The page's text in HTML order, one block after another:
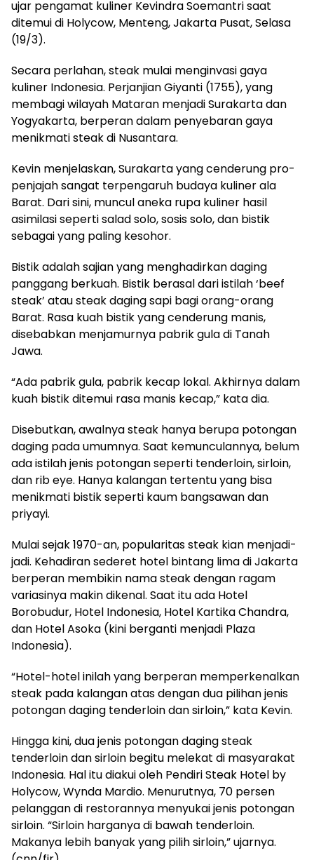
ujar pengamat kuliner Kevindra Soemantri saat
ditemui di Holycow, Menteng, Jakarta Pusat, Selasa
(19/3).
Secara perlahan, steak mulai menginvasi gaya
kuliner Indonesia. Perjanjian Giyanti (1755), yang
membagi wilayah Mataran menjadi Surakarta dan
Yogyakarta, berperan dalam penyebaran gaya
menikmati steak di Nusantara.
Kevin menjelaskan, Surakarta yang cenderung pro-
penjajah sangat terpengaruh budaya kuliner ala
Barat. Dari sini, muncul aneka rupa kuliner hasil
asimilasi seperti salad solo, sosis solo, dan bistik
sebagai yang paling kesohor.
Bistik adalah sajian yang menghadirkan daging
panggang berkuah. Bistik berasal dari istilah ‘beef
steak’ atau steak daging sapi bagi orang-orang
Barat. Rasa kuah bistik yang cenderung manis,
disebabkan menjamurnya pabrik gula di Tanah
Jawa.
“Ada pabrik gula, pabrik kecap lokal. Akhirnya dalam
kuah bistik ditemui rasa manis kecap,” kata dia.
Disebutkan, awalnya steak hanya berupa potongan
daging pada umumnya. Saat kemunculannya, belum
ada istilah jenis potongan seperti tenderloin, sirloin,
dan rib eye. Hanya kalangan tertentu yang bisa
menikmati bistik seperti kaum bangsawan dan
priyayi.
Mulai sejak 1970-an, popularitas steak kian menjadi-
jadi. Kehadiran sederet hotel bintang lima di Jakarta
berperan membikin nama steak dengan ragam
variasinya makin dikenal. Saat itu ada Hotel
Borobudur, Hotel Indonesia, Hotel Kartika Chandra,
dan Hotel Asoka (kini berganti menjadi Plaza
Indonesia).
“Hotel-hotel inilah yang berperan memperkenalkan
steak pada kalangan atas dengan dua pilihan jenis
potongan daging tenderloin dan sirloin,” kata Kevin.
Hingga kini, dua jenis potongan daging steak
tenderloin dan sirloin begitu melekat di masyarakat
Indonesia. Hal itu diakui oleh Pendiri Steak Hotel by
Holycow, Wynda Mardio. Menurutnya, 70 persen
pelanggan di restorannya menyukai jenis potongan
sirloin. “Sirloin harganya di bawah tenderloin.
Makanya lebih banyak yang pilih sirloin,” ujarnya.